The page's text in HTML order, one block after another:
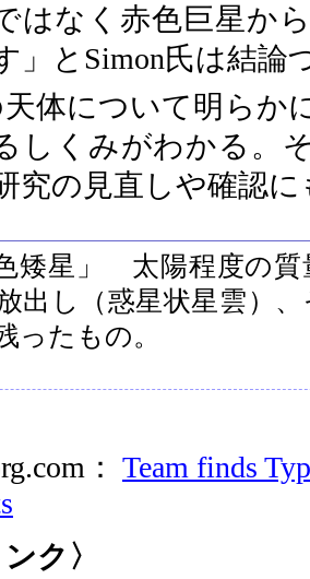
はなく赤色巨星か
」とSimon氏は結論
体について明らか
しくみがわかる。
究の見直しや確認
矮星」 太陽程度の質
出し（惑星状星雲）
ったもの。
： Team finds
ク〉